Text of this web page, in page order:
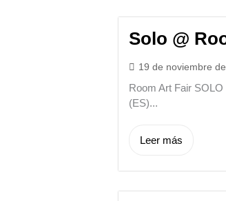
Solo @
19 de noviembre
Room Art Fair
(ES)...
Leer más